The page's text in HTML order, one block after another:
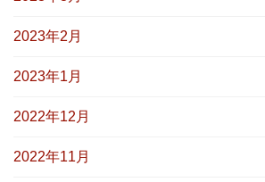
2023年2月
2023年1月
2022年12月
2022年11月